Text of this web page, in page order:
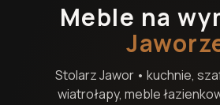
Meble na
StolarzJawor • kuchnie,
wiatrołapy, meble